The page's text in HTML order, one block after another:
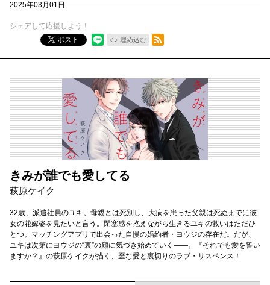
2025年03月01日
シェアして応援しよう！
ポスト
埋め込む
RSSフィード
きみが誰でも愛してる
萩原ケイク
32歳、派遣社員のユキ。母親とは死別し、大病を患った父親は死ぬまでに彼
女の花嫁姿を見たいと言う。閉塞感を抱えながら生きるユキの救いはただひ
とつ。マッチングアプリで出会った自慢の婚約者・ヨウジの存在だ。だが、
ユキは次第にヨウジの“裏”の顔に気づき始めていく――。『それでも愛を誓い
ますか？』の萩原ケイクが描く、歪な愛と裏切りのラブ・サスペンス！